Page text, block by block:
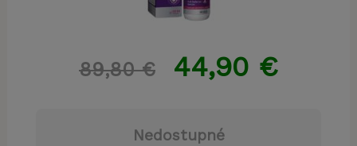
89,80€ 44,90 €
Nedostupné